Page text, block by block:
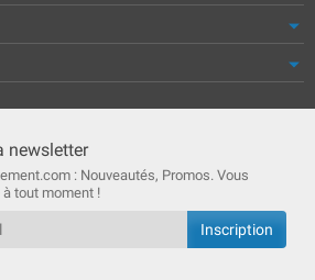
newsletter
: Nouveautés, Promos. Vous
tout moment !